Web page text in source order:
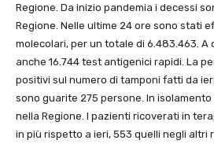
Regione. Da inizio pandemia i decessi
Regione. Nelle ultime 24 ore sono stati
molecolari, per un totale di 6.483.463. A
anche 16.744 test antigenici rapidi. La
positivi sul numero di tamponi fatti da
sono guarite 275 persone. In isolamento
nella Regione. I pazienti ricoverati in
in più rispetto a ieri, 553 quelli negli altri